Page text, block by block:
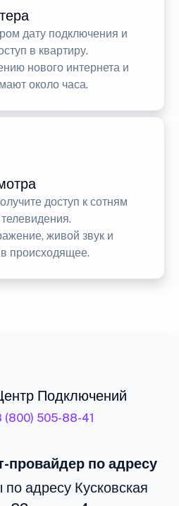
дату подключения и
в квартиру.
нового интернета и
около часа.
доступ к сотням
живой звук и
происходящее.
Подключений
(800) 505-88-41
провайдер по адресу
адресу Кусковская